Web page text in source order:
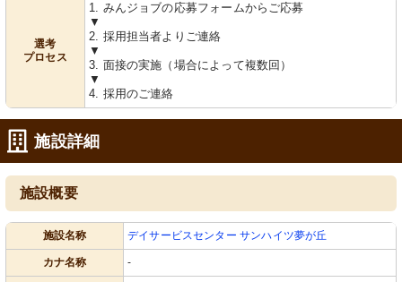
選考
プロセス
1. みんジョブの応募フォームからご応募
▼
2. 採用担当者よりご連絡
▼
3. 面接の実施（場合によって複数回）
▼
4. 採用のご連絡
施設詳細
施設概要
施設名称 デイサービスセンター サンハイツ夢が丘
カナ名称 -